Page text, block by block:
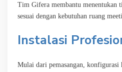
Tim Gifera membantu
sesuai dengan kebutuhan ruang
Instalasi
Mulai dari pemasangan, konfigurasi